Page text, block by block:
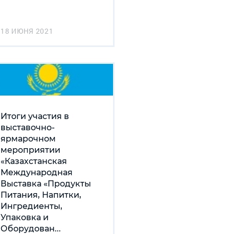
18 ИЮНЯ 2021
Итоги участия в
выставочно-
ярмарочном
мероприятии
«Казахстанская
Международная
Выставка «Продукты
Питания, Напитки,
Ингредиенты,
Упаковка и
Оборудован...